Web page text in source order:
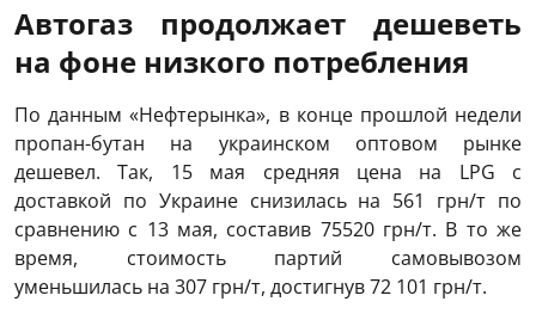
Автогаз продолжает дешеветь
на фоне низкого потребления
По данным «Нефтерынка», в конце прошлой недели
пропан-бутан на украинском оптовом рынке
дешевел. Так, 15 мая средняя цена на LPG с
доставкой по Украине снизилась на 561 грн/т по
сравнению с 13 мая, составив 75520 грн/т. В то же
время, стоимость партий самовывозом
уменьшилась на 307 грн/т, достигнув 72 101 грн/т.